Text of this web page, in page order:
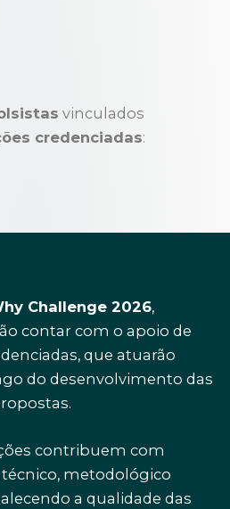
vinculados
credenciadas:
Challenge 2026,
contar com o apoio de
que atuarão
do desenvolvimento das
contribuem com
metodológico
a qualidade das